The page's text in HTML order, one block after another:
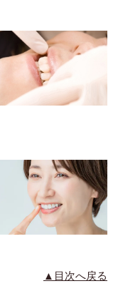
▲目次へ戻る